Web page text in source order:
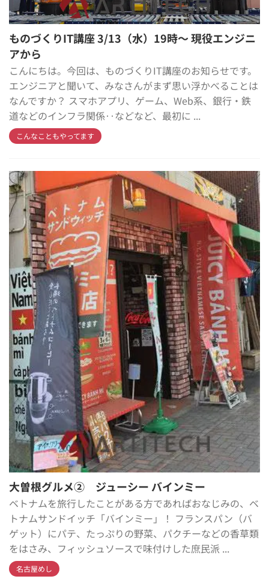
ものづくりIT講座 3/13（水）19時～ 現役エンジニ
アから
こんにちは。今回は、ものづくりIT講座のお知らせです。
エンジニアと聞いて、みなさんがまず思い浮かべることは
なんですか？ スマホアプリ、ゲーム、Web系、銀行・鉄
道などのインフラ関係‥などなど、最初に ...
こんなこともやってます
大曽根グルメ② ジューシー バインミー
ベトナムを旅行したことがある方であればおなじみの、ベ
トナムサンドイッチ「バインミー」！ フランスパン（バ
ゲット）にパテ、たっぷりの野菜、パクチーなどの香草類
をはさみ、フィッシュソースで味付けした庶民派 ...
名古屋めし